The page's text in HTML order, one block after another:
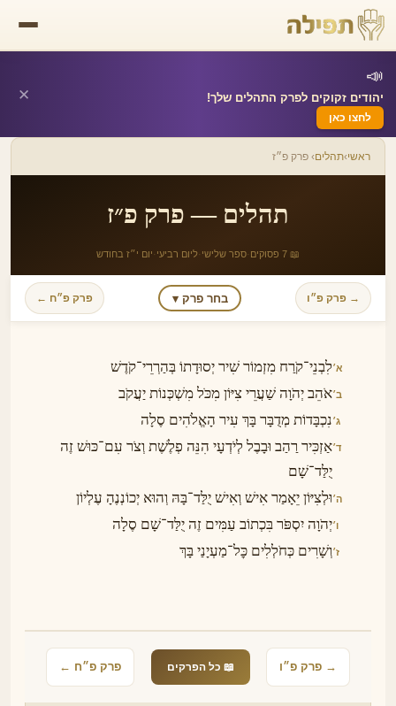
📣
יהודים זקוקים לפרק התהלים שלך!
לחצו כאן
✕
ראשי›תהלים› פרק פ״ז
תהלים — פרק פ״ז
📖 7 פסוקים ·ספר שלישי ·ליום רביעי ·יום י״ז בחודש
→ פרק פ״ו בחר פרק ▾ פרק פ״ח ←
א׳לִבְנֵי־קֹרַח מִזְמוֹר שִׁיר יְסוּדָתוֹ בְּהַרְרֵי־קֹדֶשׁ
ב׳אֹהֵב יְהֹוָה שַׁעֲרֵי צִיּוֹן מִכֹּל מִשְׁכְּנוֹת יַעֲקֹב
ג׳נִכְבָּדוֹת מְדֻבָּר בָּךְ עִיר הָאֱלֹהִים סֶלָה
ד׳אַזְכִּיר רַהַב וּבָבֶל לְיֹדְעָי הִנֵּה פְלֶשֶׁת וְצֹר עִם־כּוּשׁ זֶה
יֻלַּד־שָׁם
ה׳וּלְצִיּוֹן יֵאָמַר אִישׁ וְאִישׁ יֻלַּד־בָּהּ וְהוּא יְכוֹנְנֶהָ עֶלְיוֹן
ו׳יְהֹוָה יִסְפֹּר בִּכְתוֹב עַמִּים זֶה יֻלַּד־שָׁם סֶלָה
ז׳וְשָׁרִים כְּחֹלְלִים כׇּל־מַעְיָנַי בָּךְ
→ פרק פ״ו 📖 כל הפרקים פרק פ״ח ←